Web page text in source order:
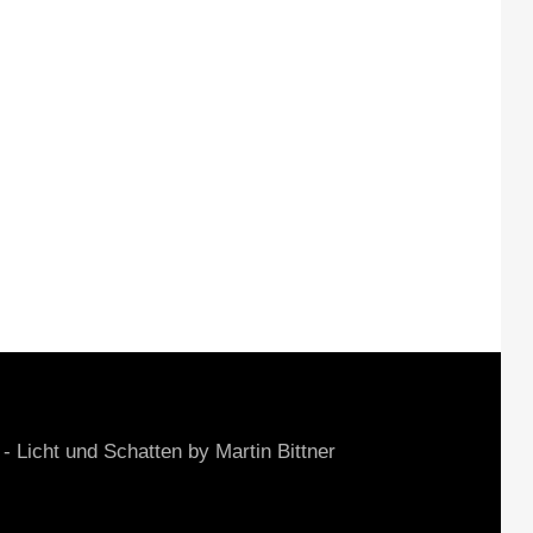
und Schatten by Martin Bittner